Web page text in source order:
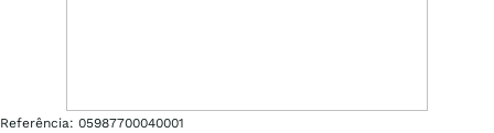
Referência: 05987700040001